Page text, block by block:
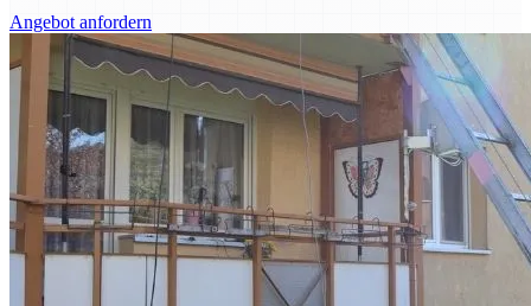
Angebot anfordern